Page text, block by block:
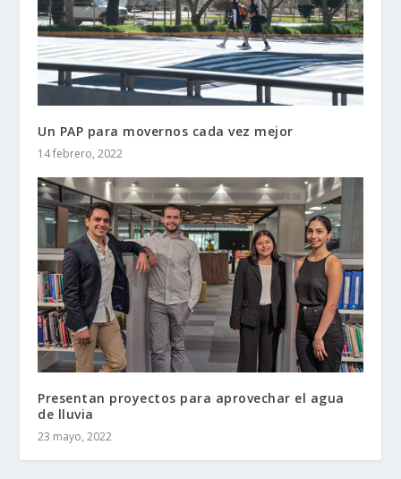
Un PAP para movernos cada vez mejor
14 febrero, 2022
Presentan proyectos para aprovechar el agua
de lluvia
23 mayo, 2022